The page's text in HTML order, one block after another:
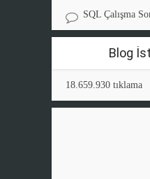
SQL Çalışma
Blog
18.659.930 tıklama